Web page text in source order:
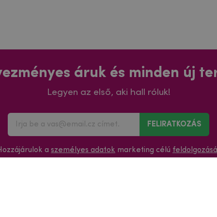
áruk és minden új
Legyen az első, aki hall róluk!
FELIRATKOZÁS
a személyes adatok marketing célú